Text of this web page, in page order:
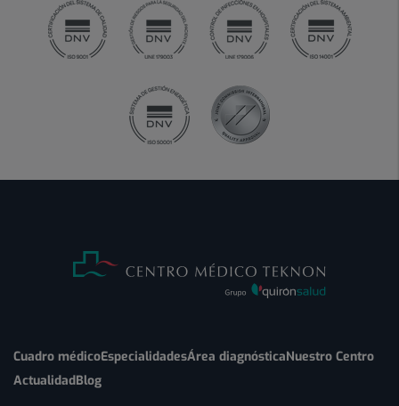
Cuadro médicoEspecialidadesÁrea diagnósticaNuestro Centro
ActualidadBlog